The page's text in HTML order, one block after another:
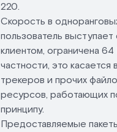
220.
Скорость в
пользователь
клиентом, ограничена
частности, это
трекеров и прочих
ресурсов, работающих
принципу.
Предоставляемые